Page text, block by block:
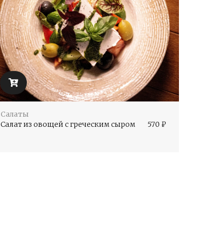
Салаты
Салат из овощей с греческим сыром
570 ₽